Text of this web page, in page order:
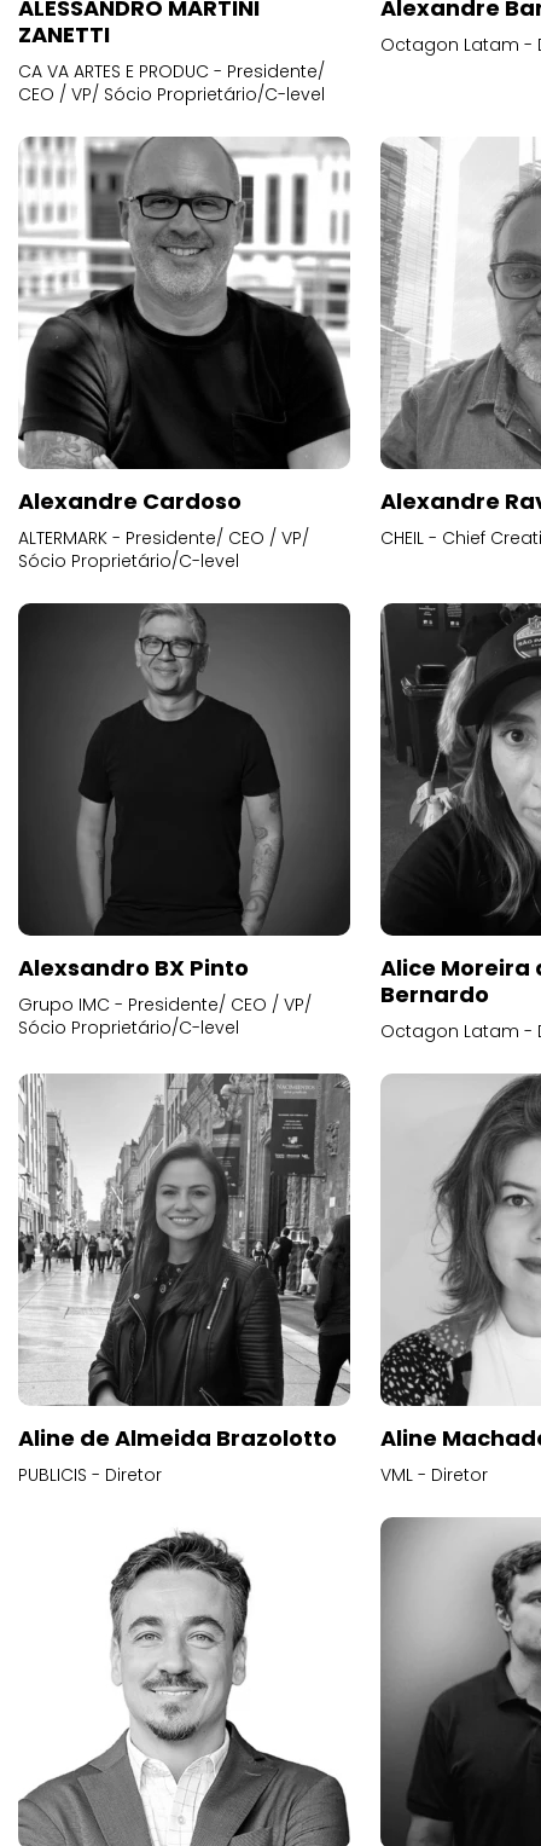
ALESSANDRO MARTINI
ZANETTI
CA VA ARTES E PRODUC - Presidente/
CEO / VP/ Sócio Proprietário/C-level
Alexandre
Octagon Latam -
Alexandre Cardoso
ALTERMARK - Presidente/ CEO / VP/
Sócio Proprietário/C-level
Alexandre
CHEIL - Chief
Alexsandro BX Pinto
Grupo IMC - Presidente/ CEO / VP/
Sócio Proprietário/C-level
Alice
Bernardo
Octagon Latam -
Aline de Almeida Brazolotto
PUBLICIS - Diretor
Aline
VML - Diretor